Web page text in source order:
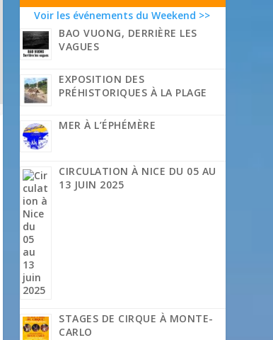
Voir les événements du Weekend >>
BAO VUONG, DERRIÈRE LES
VAGUES
EXPOSITION DES
PRÉHISTORIQUES À LA PLAGE
MER À L’ÉPHÉMÈRE
CIRCULATION À NICE DU 05 AU
13 JUIN 2025
STAGES DE CIRQUE À MONTE-
CARLO